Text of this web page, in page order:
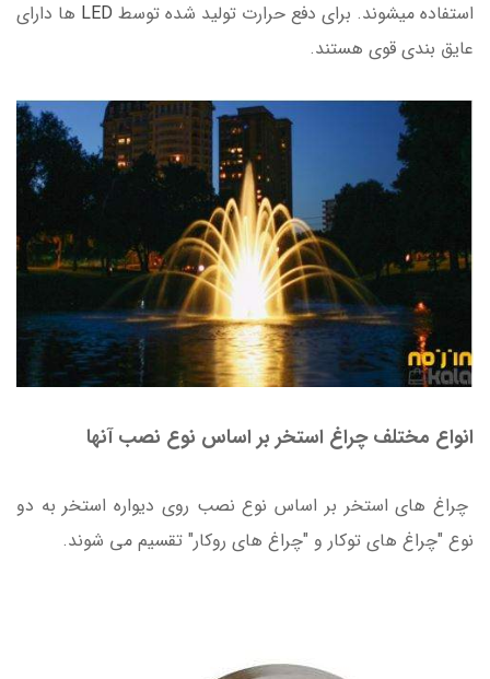
استفاده میشوند. برای دفع حرارت تولید شده توسط LED ها دارای
عایق بندی قوی هستند.
انواع مختلف چراغ استخر بر اساس نوع نصب آنها
چراغ های استخر بر اساس نوع نصب روی دیواره استخر به دو
نوع "چراغ های توکار و "چراغ های روکار" تقسیم می شوند.